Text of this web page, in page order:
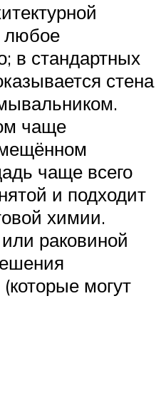
любое
в стандартных
стена
чаще
чаще всего
и подходит
химии.
раковиной
могут